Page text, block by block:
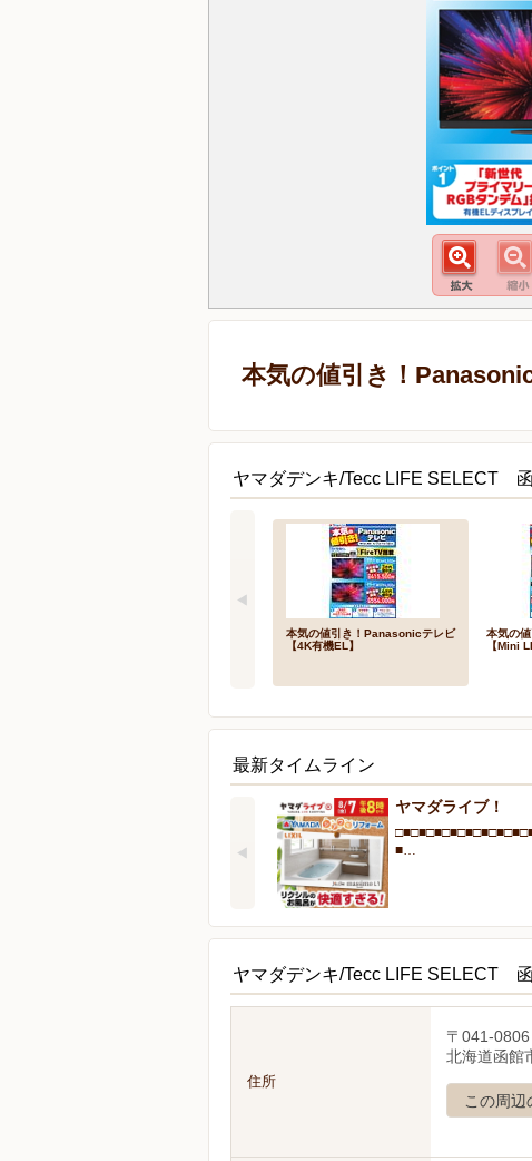
本気の値引き！
ヤマダデンキ/Tecc LIFE SELECT
本気の値引き！Panasonicテレビ
【4K有機EL】
本気の
【Mini
最新タイムライン
ヤマダライブ！
■…
ヤマダデンキ/Tecc LIFE SELECT
住所
〒041-0806
北海道函館
この周辺